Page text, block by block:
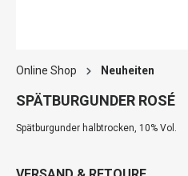
Online Shop Neuheiten
SPÄTBURGUNDER ROSÉ
Spätburgunder halbtrocken, 10% Vol.